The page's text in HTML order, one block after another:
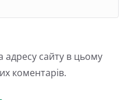
адресу сайту в цьому
коментарів.